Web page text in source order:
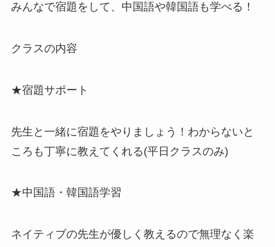
みんなで宿題をして、中国語や韓国語も学べる！
クラスの内容
★宿題サポート
先生と一緒に宿題をやりましょう！わからないと
ころも丁寧に教えてくれる(平日クラスのみ)
★中国語・韓国語学習
ネイティブの先生が優しく教えるので無理なく楽